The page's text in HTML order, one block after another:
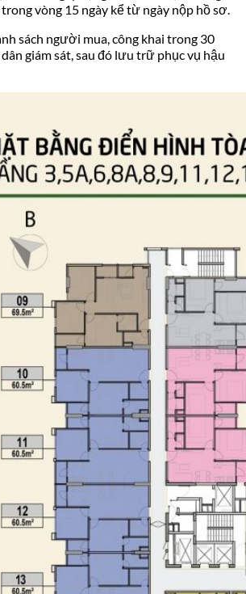
vòng 15 ngày kể từ ngày nộp hồ sơ.
sách người mua, công khai trong 30
giám sát, sau đó lưu trữ phục vụ hậu